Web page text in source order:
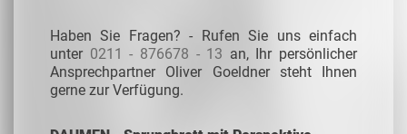
Haben Sie Fragen? - Rufen Sie uns einfach
unter 0211 - 876678 - 13 an, Ihr persönlicher
Ansprechpartner Oliver Goeldner steht Ihnen
gerne zur Verfügung.